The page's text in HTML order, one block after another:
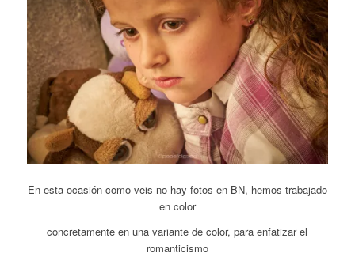
En esta ocasión como veis no hay fotos en BN, hemos trabajado
en color
concretamente en una variante de color, para enfatizar el
romanticismo